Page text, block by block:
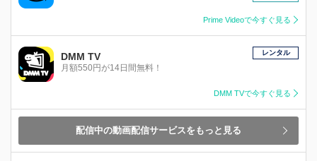
Prime Videoで今すぐ見る
DMM TV
月額550円が14日間無料！
レンタル
DMM TVで今すぐ見る
配信中の動画配信サービスをもっと見る